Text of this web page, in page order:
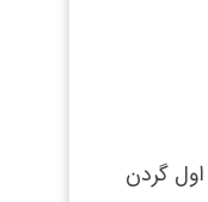
گردن